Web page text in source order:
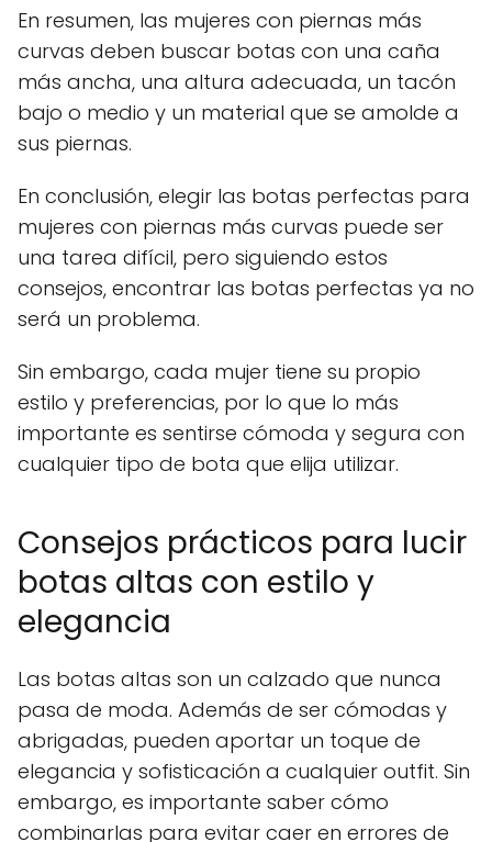
En resumen, las mujeres con piernas más
curvas deben buscar botas con una caña
más ancha, una altura adecuada, un tacón
bajo o medio y un material que se amolde a
sus piernas.
En conclusión, elegir las botas perfectas para
mujeres con piernas más curvas puede ser
una tarea difícil, pero siguiendo estos
consejos, encontrar las botas perfectas ya no
será un problema.
Sin embargo, cada mujer tiene su propio
estilo y preferencias, por lo que lo más
importante es sentirse cómoda y segura con
cualquier tipo de bota que elija utilizar.
Consejos prácticos para lucir
botas altas con estilo y
elegancia
Las botas altas son un calzado que nunca
pasa de moda. Además de ser cómodas y
abrigadas, pueden aportar un toque de
elegancia y sofisticación a cualquier outfit. Sin
embargo, es importante saber cómo
combinarlas para evitar caer en errores de